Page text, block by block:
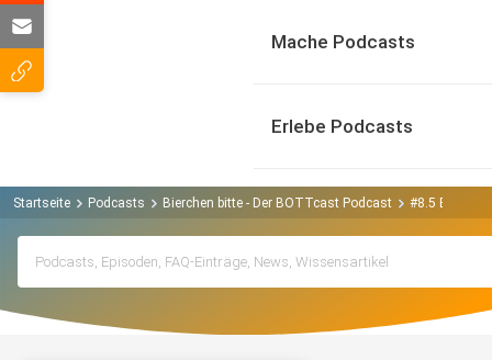
Mache Podcasts
Erlebe Podcasts
Startseite Podcasts Bierchen bitte - Der BOTTcast Podcast #8.5